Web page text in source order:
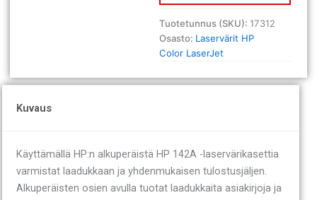
950
sivua
määrä
Tuotetunnus (SKU):17312
Osasto: Laservärit HP
Color LaserJet
Kuvaus
Käyttämällä HP:n alkuperäistä HP 142A -laservärikasettia
varmistat laadukkaan ja yhdenmukaisen tulostusjäljen.
Alkuperäisten osien avulla tuotat laadukkaita asiakirjoja ja